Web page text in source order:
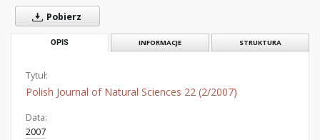
Pobierz
OPIS INFORMACJE STRUKTURA
Tytuł:
Polish Journal of Natural Sciences 22 (2/2007)
Data:
2007